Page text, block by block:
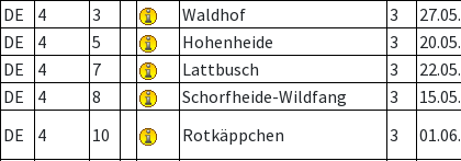
DE
4 3 Waldhof 3 27.05.
DE
4 5 Hohenheide 3 20.05.
DE
4 7 Lattbusch 3 22.05.
DE
4 8 Schorfheide-Wildfang 3 15.05.
DE
4 10 Rotkäppchen 3 01.06.